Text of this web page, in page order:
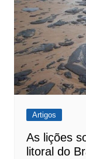
Artigos
As lições
litoral do